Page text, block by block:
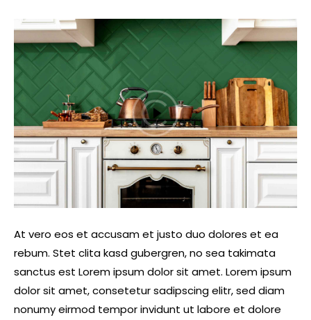
At vero eos et accusam et justo duo dolores et ea
rebum. Stet clita kasd gubergren, no sea takimata
sanctus est Lorem ipsum dolor sit amet. Lorem ipsum
dolor sit amet, consetetur sadipscing elitr, sed diam
nonumy eirmod tempor invidunt ut labore et dolore